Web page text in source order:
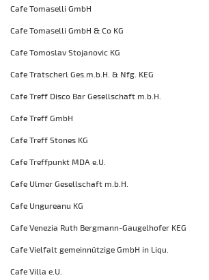
Cafe Tomaselli GmbH
Cafe Tomaselli GmbH & Co KG
Cafe Tomoslav Stojanovic KG
Cafe Tratscherl Ges.m.b.H. & Nfg. KEG
Cafe Treff Disco Bar Gesellschaft m.b.H.
Cafe Treff GmbH
Cafe Treff Stones KG
Cafe Treffpunkt MDA e.U.
Cafe Ulmer Gesellschaft m.b.H.
Cafe Ungureanu KG
Cafe Venezia Ruth Bergmann-Gaugelhofer KEG
Cafe Vielfalt gemeinnützige GmbH in Liqu.
Cafe Villa e.U.